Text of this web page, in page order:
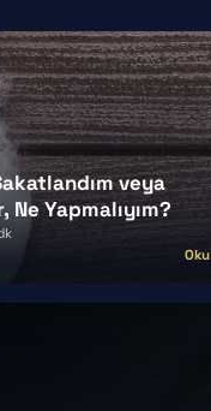
veya
Yapmalıyım?
Oku